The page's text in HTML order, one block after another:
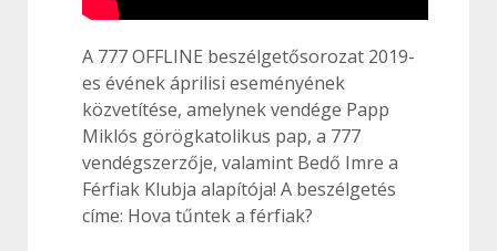
A 777 OFFLINE beszélgetősorozat 2019-
es évének áprilisi eseményének
közvetítése, amelynek vendége Papp
Miklós görögkatolikus pap, a 777
vendégszerzője, valamint Bedő Imre a
Férfiak Klubja alapítója! A beszélgetés
címe: Hova tűntek a férfiak?